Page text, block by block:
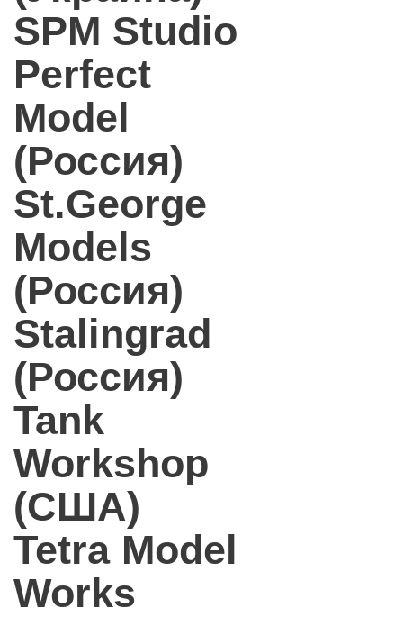
SPM Studio
Perfect
Model
(Россия)
St.George
Models
(Россия)
Stalingrad
(Россия)
Tank
Workshop
(США)
Tetra Model
Works